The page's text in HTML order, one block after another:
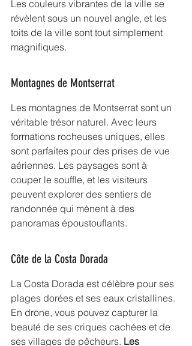
Les couleurs vibrantes de la ville se
révèlent sous un nouvel angle, et les
toits de la ville sont tout simplement
magnifiques.
Montagnes de Montserrat
Les montagnes de Montserrat sont un
véritable trésor naturel. Avec leurs
formations rocheuses uniques, elles
sont parfaites pour des prises de vue
aériennes. Les paysages sont à
couper le souffle, et les visiteurs
peuvent explorer des sentiers de
randonnée qui mènent à des
panoramas époustouflants.
Côte de la Costa Dorada
La Costa Dorada est célèbre pour ses
plages dorées et ses eaux cristallines.
En drone, vous pouvez capturer la
beauté de ses criques cachées et de
ses villages de pêcheurs. Les